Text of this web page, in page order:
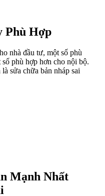
Phù Hợp
nhà đầu tư, một số phù
phù hợp hơn cho nội bộ.
sửa chữa bản nháp sai
Mạnh Nhất